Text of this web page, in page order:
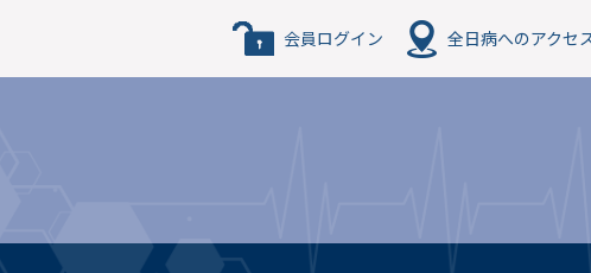
会員ログイン 全日病へのアクセ